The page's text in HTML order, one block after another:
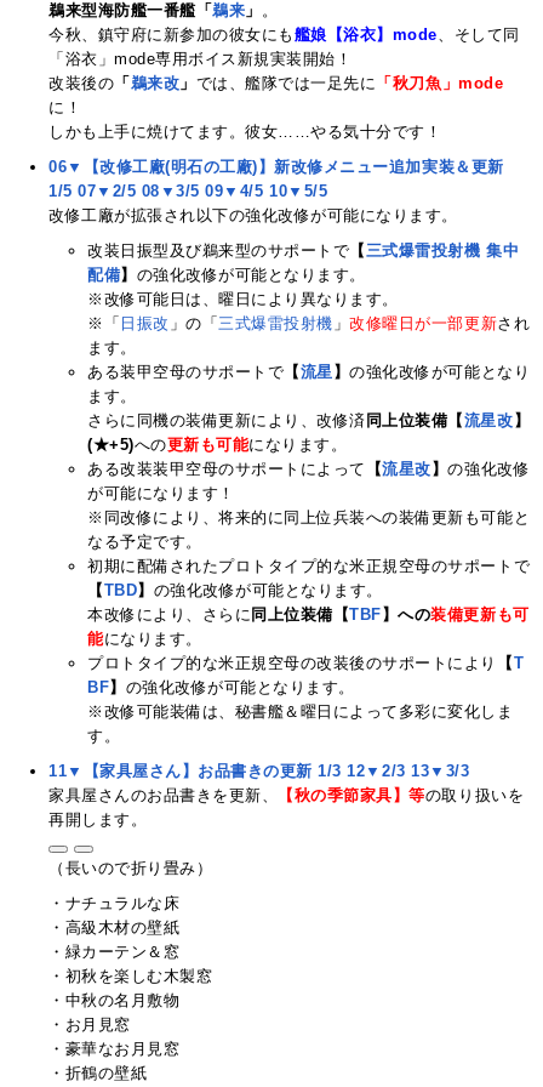
鵜来型海防艦一番艦「鵜来 」 。
今秋、鎮守府に新参加の彼女にも 艦娘【浴衣】mode、そして同
「浴衣」mode専用ボイス新規実装開始！
改装後の 「 鵜来改 」 では、艦隊では一足先に 「秋刀魚」mode
に！
しかも上手に焼けてます。彼女……やる気十分です！
06▼【改修工廠(明石の工廠)】新改修メニュー追加実装＆更新
1/5 07▼2/5 08▼3/5 09▼4/5 10▼5/5
改修工廠が拡張され以下の強化改修が可能になります。
改装日振型及び鵜来型のサポートで 【三式爆雷投射機 集中
配備】 の強化改修が可能となります。
※改修可能日は、曜日により異なります。
※「 日振改 」の「三式爆雷投射機 」改修曜日が一部更新され
ます。
ある装甲空母のサポートで 【流星 】の強化改修が可能となり
ます。
さらに同機の装備更新により、改修済 同上位装備【流星改 】
(★+5)への更新も可能になります。
ある改装装甲空母のサポートによって
【流星改 】の強化改修
が可能になります！
※同改修により、将来的に同上位兵装への装備更新も可能と
なる予定です。
初期に配備されたプロトタイプ的な米正規空母のサポートで
【TBD】 の強化改修が可能となります。
本改修により、さらに 同上位装備【TBF 】への装備更新も可
能になります。
プロトタイプ的な米正規空母の改装後のサポートにより
【T
BF】 の強化改修が可能となります。
※改修可能装備は、秘書艦＆曜日によって多彩に変化しま
す。
11▼【家具屋さん】お品書きの更新 1/3 12▼2/3 13▼3/3
家具屋さんのお品書きを更新、
【秋の季節家具】等の取り扱いを
再開します。
（長いので折り畳み）
・ナチュラルな床
・高級木材の壁紙
・緑カーテン＆窓
・初秋を楽しむ木製窓
・中秋の名月敷物
・お月見窓
・豪華なお月見窓
・折鶴の壁紙